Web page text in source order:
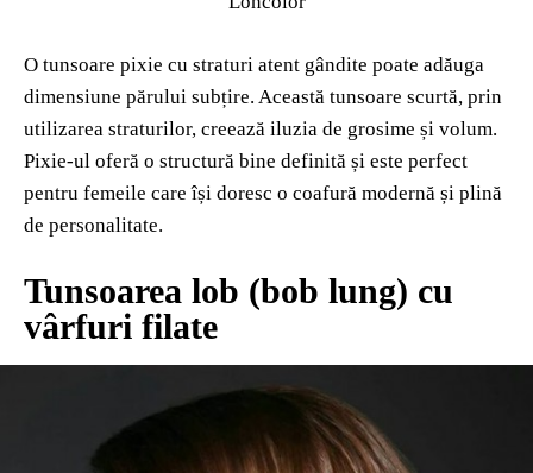
O tunsoare pixie cu straturi atent gândite poate adăuga
dimensiune părului subțire. Această tunsoare scurtă, prin
utilizarea straturilor, creează iluzia de grosime și volum.
Pixie-ul oferă o structură bine definită și este perfect
pentru femeile care își doresc o coafură modernă și plină
de personalitate.
Tunsoarea lob (bob lung) cu
vârfuri filate